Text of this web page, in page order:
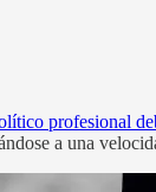
profesional
a una